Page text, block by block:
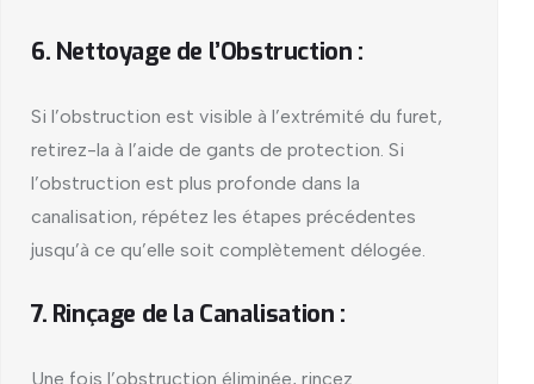
6. Nettoyage de l’Obstruction :
Si l’obstruction est visible à l’extrémité du furet,
retirez-la à l’aide de gants de protection. Si
l’obstruction est plus profonde dans la
canalisation, répétez les étapes précédentes
jusqu’à ce qu’elle soit complètement délogée.
7. Rinçage de la Canalisation :
Une fois l’obstruction éliminée, rincez